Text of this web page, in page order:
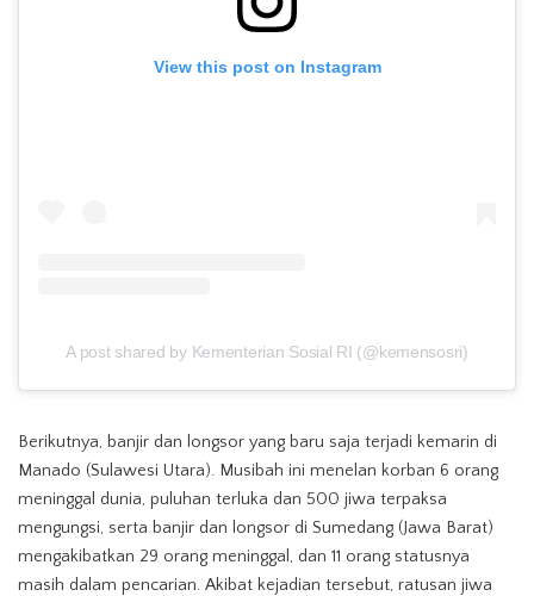
View this post on Instagram
A post shared by Kementerian Sosial RI (@kemensosri)
Berikutnya, banjir dan longsor yang baru saja terjadi kemarin di
Manado (Sulawesi Utara). Musibah ini menelan korban 6 orang
meninggal dunia, puluhan terluka dan 500 jiwa terpaksa
mengungsi, serta banjir dan longsor di Sumedang (Jawa Barat)
mengakibatkan 29 orang meninggal, dan 11 orang statusnya
masih dalam pencarian. Akibat kejadian tersebut, ratusan jiwa